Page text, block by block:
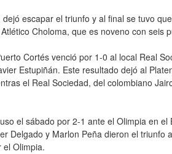
escapar el triunfo y al final se tuvo
Choloma, que es noveno con seis
Cortés venció por 1-0 al local Real
Estupiñán. Este resultado dejó al
el Real Sociedad, del colombiano
el sábado por 2-1 ante el Olimpia en el
Delgado y Marlon Peña dieron el triunfo
el Olimpia.